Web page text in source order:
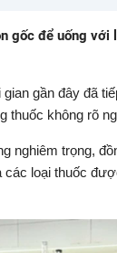
gốc để uống
gần đây đã
thuốc không rõ
nghiêm trọng,
loại thuốc